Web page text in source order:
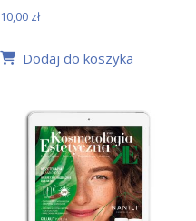
10,00 zł
Dodaj do koszyka